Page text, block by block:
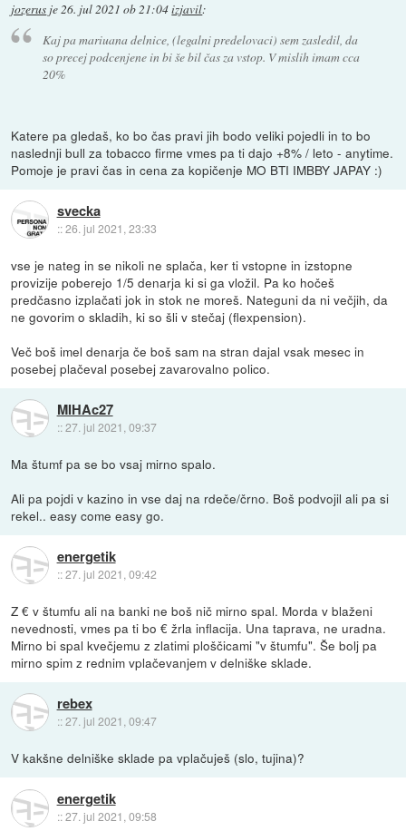
jozerus je26. jul 2021 ob 21:04izjavil:
Kaj pa mariuana delnice, (legalni predelovaci) sem zasledil, da
so precej podcenjene in bi še bil čas za vstop. V mislih imam cca
20%
Katere pa gledaš, ko bo čas pravi jih bodo veliki pojedli in to bo
naslednji bull za tobacco firme vmes pa ti dajo +8% / leto - anytime.
Pomoje je pravi čas in cena za kopičenje MO BTI IMBBY JAPAY :)
svecka
::26. jul 2021, 23:33
vse je nateg in se nikoli ne splača, ker ti vstopne in izstopne
provizije poberejo 1/5 denarja ki si ga vložil. Pa ko hočeš
predčasno izplačati jok in stok ne moreš. Nateguni da ni večjih, da
ne govorim o skladih, ki so šli v stečaj (flexpension).
Več boš imel denarja če boš sam na stran dajal vsak mesec in
posebej plačeval posebej zavarovalno polico.
MIHAc27
::27. jul 2021, 09:37
Ma štumf pa se bo vsaj mirno spalo.
Ali pa pojdi v kazino in vse daj na rdeče/črno. Boš podvojil ali pa si
rekel.. easy come easy go.
energetik
::27. jul 2021, 09:42
Z € v štumfu ali na banki ne boš nič mirno spal. Morda v blaženi
nevednosti, vmes pa ti bo € žrla inflacija. Una taprava, ne uradna.
Mirno bi spal kvečjemu z zlatimi ploščicami "v štumfu". Še bolj pa
mirno spim z rednim vplačevanjem v delniške sklade.
rebex
::27. jul 2021, 09:47
V kakšne delniške sklade pa vplačuješ (slo, tujina)?
energetik
::27. jul 2021, 09:58